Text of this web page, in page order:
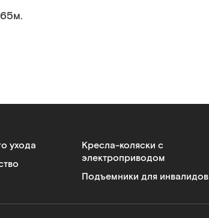
ухода
Кресла-коляски с
электроприводом
Подъемники для инвалидов